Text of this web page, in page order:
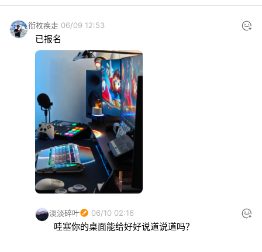
衔枚疾走 06/09 12:53
已报名
淡淡碎叶 06/10 02:16
哇塞你的桌面能给好好说道说道吗？